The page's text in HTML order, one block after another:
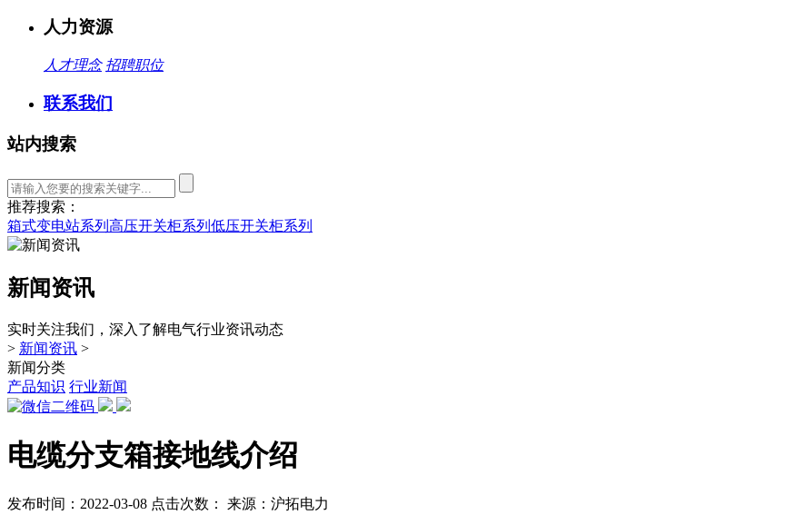
人力资源
人才理念 招聘职位
联系我们
站内搜索
推荐搜索：
箱式变电站系列 高压开关柜系列 低压开关柜系列
新闻资讯
实时关注我们，深入了解电气行业资讯动态
> 新闻资讯 >
新闻分类
产品知识 行业新闻
电缆分支箱接地线介绍
发布时间：2022-03-08 点击次数： 来源：沪拓电力